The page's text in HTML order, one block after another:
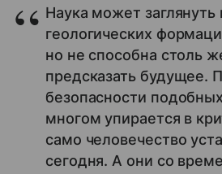
Наука может
геологических
но не способна столь
предсказать будущее.
безопасности
многом упирается в
само человечество
сегодня. А они со